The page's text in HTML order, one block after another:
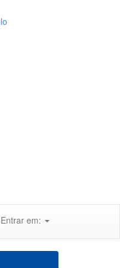
Entrar em: